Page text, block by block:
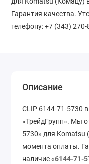
Гарантия качества.
телефону: +7 (343) 270-
Описание
CLIP 6144-71-5730
«ТрейдГрупп». Мы
5730» для Komatsu
момента оплаты.
наличие «6144-71-